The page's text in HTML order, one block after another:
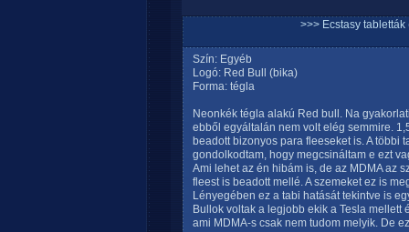
>>> Ecstasy tabletták
Szín: Egyéb
Logó: Red Bull (bika)
Forma: tégla
Neonkék tégla alakú Red bull. Na
ebből egyáltalán nem volt elég semmire.
beadott bizonyos para fleeseket is. A többi
gondolkodtam, hogy megcsináltam e ezt
Ami lehet az én hibám is, de az MDMA az
fleest is beadott mellé. A szemeket ez is
Lényegében ez a tabi hatását tekintve is
Bullok voltak a legjobb ekik a Tesla
ami MDMA-s csak nem tudom melyik. De